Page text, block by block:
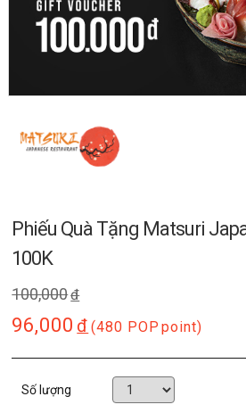
Phiếu Quà Tặng Matsuri
100K
100,000đ
96,000 đ (480 POP point)
Số lượng